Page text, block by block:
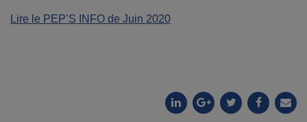
Lire le PEP’S INFO de Juin 2020